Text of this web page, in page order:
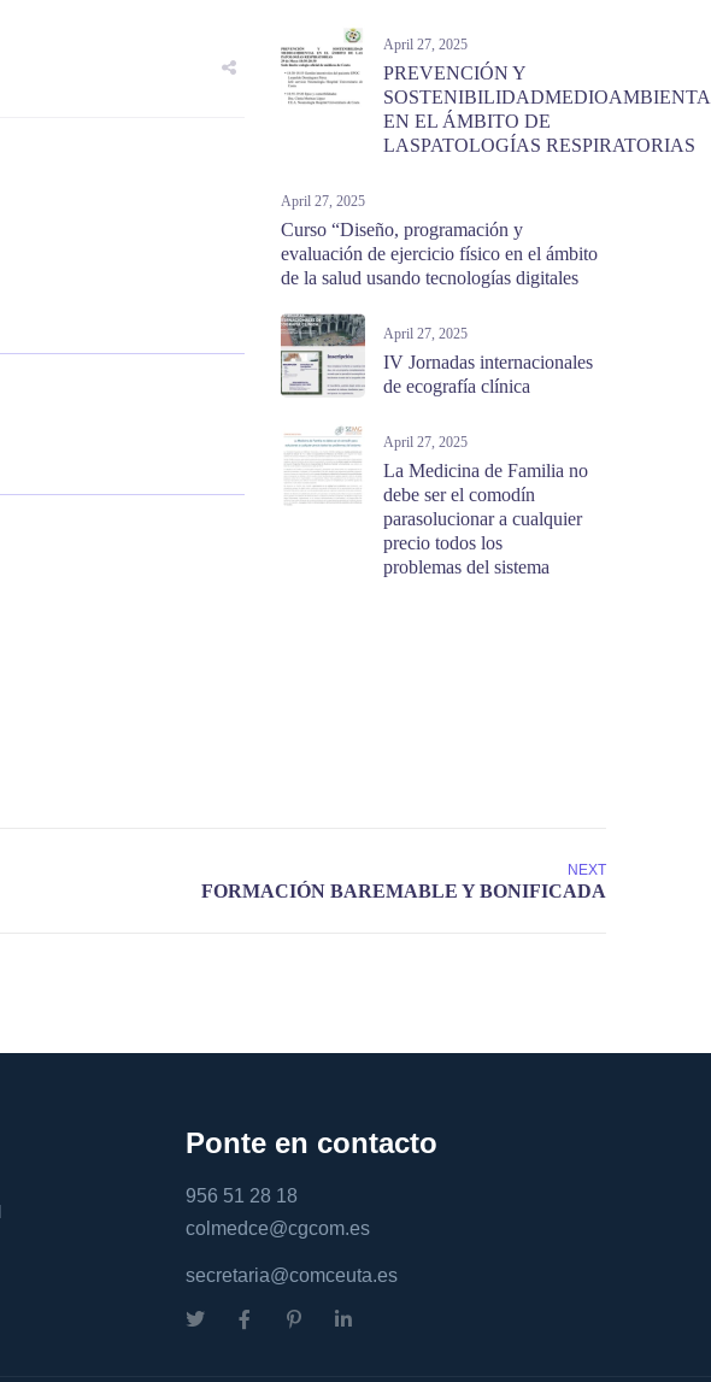
April 27, 2025
PREVENCIÓN Y
EN EL ÁMBITO DE
LASPATOLOGÍAS RESPIRATORIAS
April 27, 2025
Curso “Diseño, programación y
evaluación de ejercicio físico en el ámbito
de la salud usando tecnologías digitales
April 27, 2025
IV Jornadas internacionales
de ecografía clínica
April 27, 2025
La Medicina de Familia no
debe ser el comodín
parasolucionar a cualquier
precio todos los
problemas del sistema
NEXT
Ponte en contacto
956 51 28 18
colmedce@cgcom.es
secretaria@comceuta.es